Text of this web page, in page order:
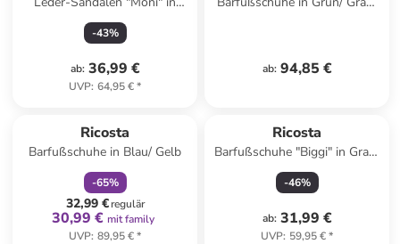
Rosa
-43%
ab: 36,99 €
UVP: 64,95 €*
ab: 94,85 €
Ricosta
Barfußschuhe in Blau/ Gelb
-65%
32,99 €regulär
30,99 € mit family
UVP: 89,95 €*
Ricosta
Barfußschuhe "Biggi" in Grau/
Orange
-46%
ab: 31,99 €
UVP: 59,95 €*